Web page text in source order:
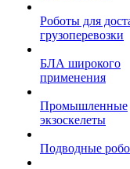
Роботы для
грузоперевозки
БЛА широкого
применения
Промышленные
экзоскелеты
Подводные